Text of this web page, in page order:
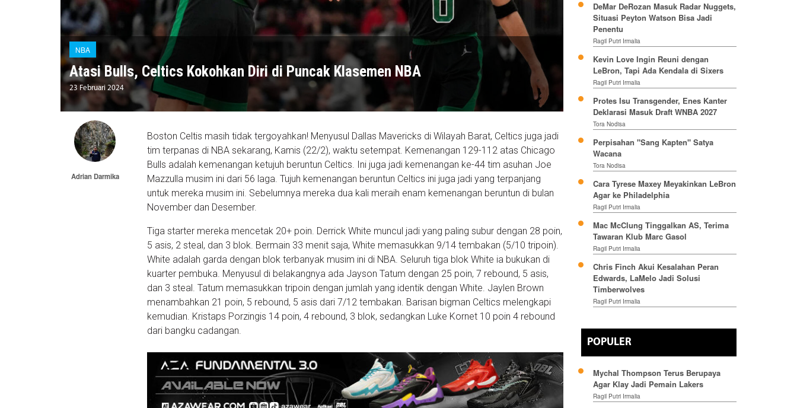
NBA
Atasi Bulls, Celtics Kokohkan Diri di Puncak Klasemen NBA
23 Februari 2024
Adrian Darmika
Boston Celtis masih tidak tergoyahkan! Menyusul Dallas Mavericks di Wilayah Barat, Celtics juga jadi
tim terpanas di NBA sekarang, Kamis (22/2), waktu setempat. Kemenangan 129-112 atas Chicago
Bulls adalah kemenangan ketujuh beruntun Celtics. Ini juga jadi kemenangan ke-44 tim asuhan Joe
Mazzulla musim ini dari 56 laga. Tujuh kemenangan beruntun Celtics ini juga jadi yang terpanjang
untuk mereka musim ini. Sebelumnya mereka dua kali meraih enam kemenangan beruntun di bulan
November dan Desember.
Tiga starter mereka mencetak 20+ poin. Derrick White muncul jadi yang paling subur dengan 28 poin,
5 asis, 2 steal, dan 3 blok. Bermain 33 menit saja, White memasukkan 9/14 tembakan (5/10 tripoin).
White adalah garda dengan blok terbanyak musim ini di NBA. Seluruh tiga blok White ia bukukan di
kuarter pembuka. Menyusul di belakangnya ada Jayson Tatum dengan 25 poin, 7 rebound, 5 asis,
dan 3 steal. Tatum memasukkan tripoin dengan jumlah yang identik dengan White. Jaylen Brown
menambahkan 21 poin, 5 rebound, 5 asis dari 7/12 tembakan. Barisan bigman Celtics melengkapi
kemudian. Kristaps Porzingis 14 poin, 4 rebound, 3 blok, sedangkan Luke Kornet 10 poin 4 rebound
dari bangku cadangan.
DeMar DeRozan Masuk Radar Nuggets,
Situasi Peyton Watson Bisa Jadi
Penentu
Ragil Putri Irmalia
Kevin Love Ingin Reuni dengan
LeBron, Tapi Ada Kendala di Sixers
Ragil Putri Irmalia
Protes Isu Transgender, Enes Kanter
Deklarasi Masuk Draft WNBA 2027
Tora Nodisa
Perpisahan "Sang Kapten" Satya
Wacana
Tora Nodisa
Cara Tyrese Maxey Meyakinkan LeBron
Agar ke Philadelphia
Ragil Putri Irmalia
Mac McClung Tinggalkan AS, Terima
Tawaran Klub Marc Gasol
Ragil Putri Irmalia
Chris Finch Akui Kesalahan Peran
Edwards, LaMelo Jadi Solusi
Timberwolves
Ragil Putri Irmalia
POPULER
Mychal Thompson Terus Berupaya
Agar Klay Jadi Pemain Lakers
Ragil Putri Irmalia